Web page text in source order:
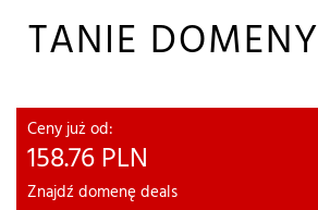
TANIE DOMENY
Ceny już od:
158.76 PLN
Znajdź domenę deals